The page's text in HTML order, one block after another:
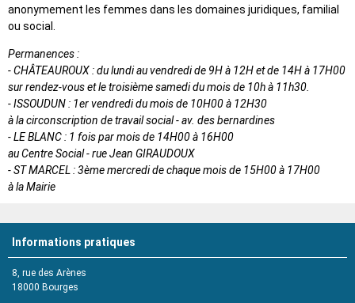
anonymement les femmes dans les domaines juridiques, familial
ou social.
Permanences :
- CHÂTEAUROUX : du lundi au vendredi de 9H à 12H et de 14H à 17H00
sur rendez-vous et le troisième samedi du mois de 10h à 11h30.
- ISSOUDUN : 1er vendredi du mois de 10H00 à 12H30
à la circonscription de travail social - av. des bernardines
- LE BLANC : 1 fois par mois de 14H00 à 16H00
au Centre Social - rue Jean GIRAUDOUX
- ST MARCEL : 3ème mercredi de chaque mois de 15H00 à 17H00
à la Mairie
Informations pratiques
8, rue des Arènes
18000 Bourges